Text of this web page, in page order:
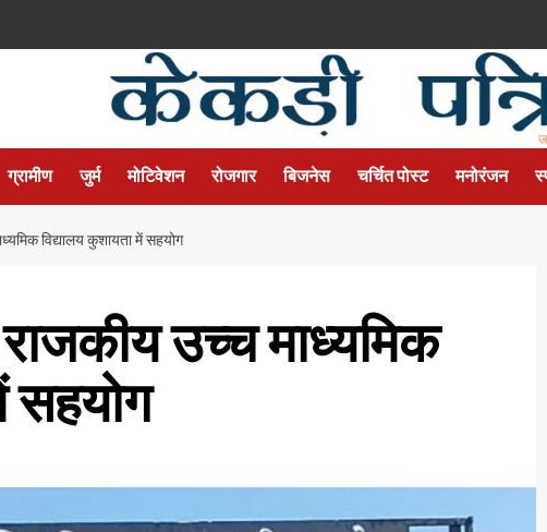
ग्रामीण जुर्म मोटिवेशन रोजगार बिजनेस चर्चित पोस्ट मनोरंजन
विद्यालय कुशायता में सहयोग
राजकीय उच्च माध्यमिक
सहयोग